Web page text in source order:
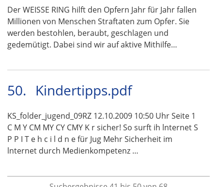
Der WEISSE RING hilft den Opfern Jahr für Jahr fallen
Millionen von Menschen Straftaten zum Opfer. Sie
werden bestohlen, beraubt, geschlagen und
gedemütigt. Dabei sind wir auf aktive Mithilfe…
50. Kindertipps.pdf
KS_folder_jugend_09RZ 12.10.2009 10:50 Uhr Seite 1
C M Y CM MY CY CMY K r sicher! So surft ih lnternet S
P P I T e h c i l d n e für Jug Mehr Sicherheit im
lnternet durch Medienkompetenz …